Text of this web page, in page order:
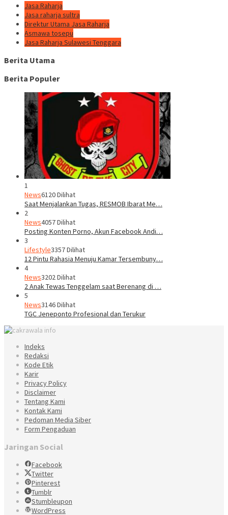
Jasa Raharja
Jasa raharja sultra
Direktur Utama Jasa Raharja
Asmawa tosepu
Jasa Raharja Sulawesi Tenggara
Berita Utama
Berita Populer
1
News6120 Dilihat
Saat Menjalankan Tugas, RESMOB Ibarat Me…
2
News4057 Dilihat
Posting Konten Porno, Akun Facebook Andi…
3
Lifestyle3357 Dilihat
12 Pintu Rahasia Menuju Kamar Tersembuny…
4
News3202 Dilihat
2 Anak Tewas Tenggelam saat Berenang di …
5
News3146 Dilihat
TGC Jeneponto Profesional dan Terukur
Indeks
Redaksi
Kode Etik
Karir
Privacy Policy
Disclaimer
Tentang Kami
Kontak Kami
Pedoman Media Siber
Form Pengaduan
Jaringan Social
Facebook
Twitter
Pinterest
Tumblr
Stumbleupon
WordPress